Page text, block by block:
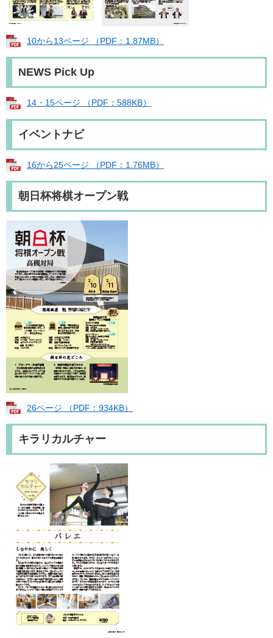
10から13ページ （PDF：1.87MB）
NEWS Pick Up
14・15ページ （PDF：588KB）
イベントナビ
16から25ページ （PDF：1.76MB）
朝日杯将棋オープン戦
26ページ （PDF：934KB）
キラリカルチャー